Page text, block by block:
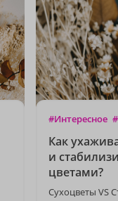
#Интересное
Как
и
цветами?
Сухоцветы VS